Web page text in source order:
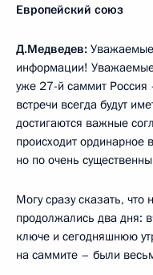
Европейский союз
Д.Медведев: Уважаемые
информации!
уже 27-й саммит Россия
встречи всегда будут
достигаются важные
происходит ординарное
но по очень
Могу сразу сказать, что
продолжались два дня:
ключе и сегодняшнюю
на саммите – были